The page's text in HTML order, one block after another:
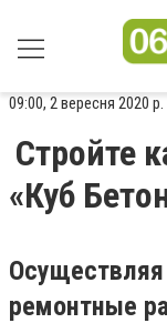
09:00, 2 вересня 2020 р.
Стройте
«Куб
ремонтные